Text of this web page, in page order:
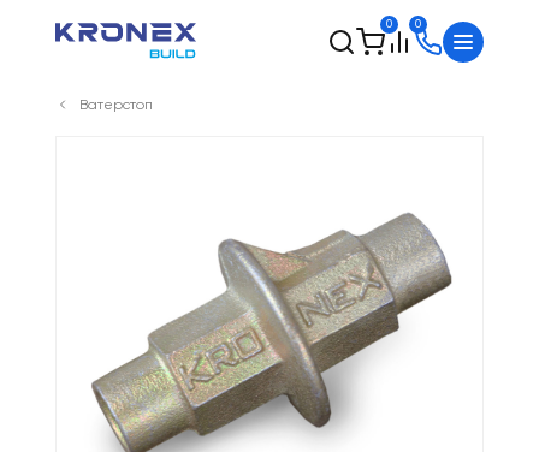
0 0
Ватерстоп